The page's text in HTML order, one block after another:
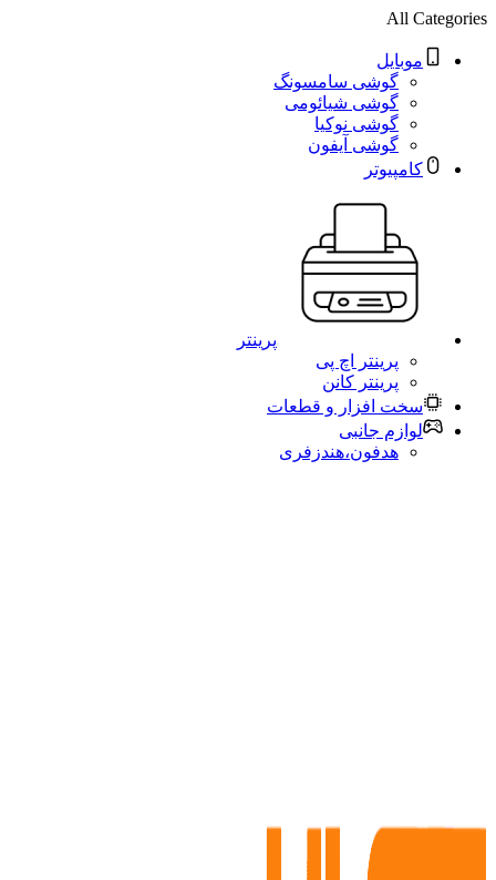
All Categories
موبایل
گوشی سامسونگ
گوشی شیائومی
گوشی نوکیا
گوشی آیفون
کامپیوتر
پرینتر
پرینتر اچ پی
پرینتر کانن
سخت افزار و قطعات
لوازم جانبی
هدفون،هندزفری